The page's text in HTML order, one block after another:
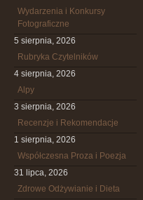
Wydarzenia i Konkursy
Fotograficzne
5 sierpnia, 2026
Rubryka Czytelników
4 sierpnia, 2026
Alpy
3 sierpnia, 2026
Recenzje i Rekomendacje
1 sierpnia, 2026
Współczesna Proza i Poezja
31 lipca, 2026
Zdrowe Odżywianie i Dieta